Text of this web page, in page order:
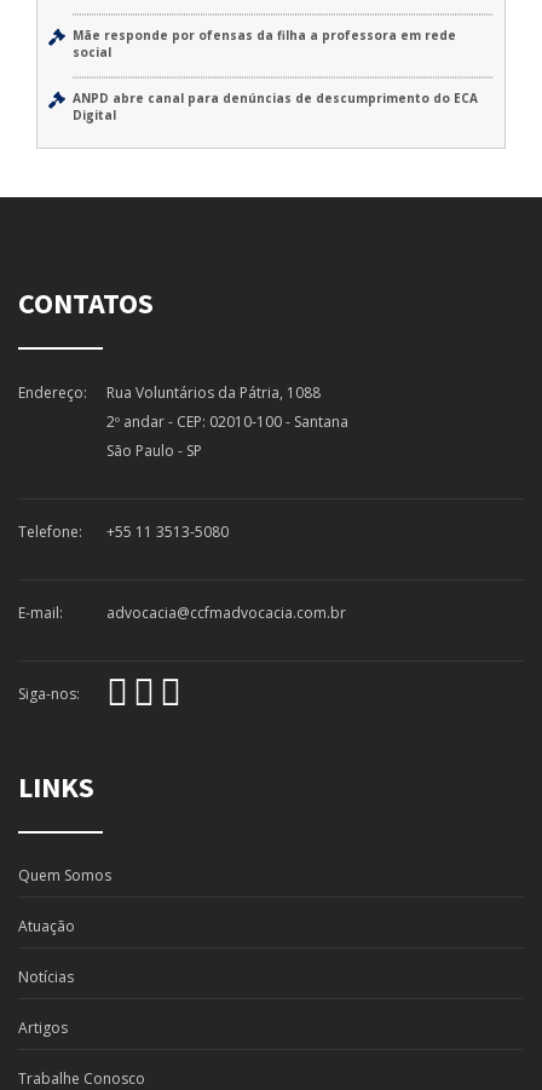
Mãe responde por ofensas da filha a professora em rede
social
ANPD abre canal para denúncias de descumprimento do ECA
Digital
CONTATOS
Endereço:
Rua Voluntários da Pátria, 1088
2º andar - CEP: 02010-100 - Santana
São Paulo - SP
Telefone: +55 11 3513-5080
E-mail: advocacia@ccfmadvocacia.com.br
Siga-nos:
LINKS
Quem Somos
Atuação
Notícias
Artigos
Trabalhe Conosco